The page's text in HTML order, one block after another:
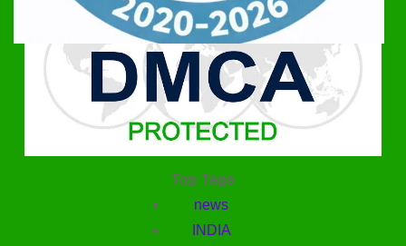
Top Tags
news
INDIA